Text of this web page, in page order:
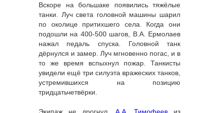
Вскоре на большаке появились тяжёлые
танки. Луч света головной машины шарил
по околице притихшего села. Когда они
подошли на 400-500 шагов, В.А. Ермолаев
нажал педаль спуска. Головной танк
дёрнулся и замер. Луч мгновенно погас, и в
то же время вспыхнул пожар. Танкисты
увидели ещё три силуэта вражеских танков,
устремившихся на позицию
тридцатьчетвёрки.